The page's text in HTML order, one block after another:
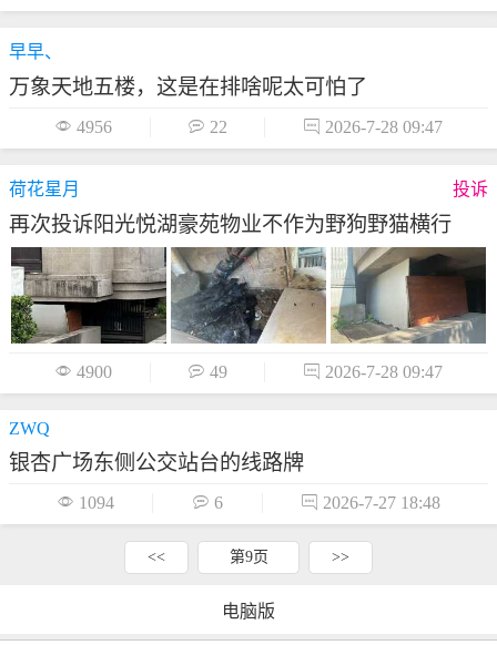
早早、
万象天地五楼，这是在排啥呢太可怕了
 4956  22  2026-7-28 09:47
荷花星月 投诉
再次投诉阳光悦湖豪苑物业不作为野狗野猫横行
 4900  49  2026-7-28 09:47
ZWQ
银杏广场东侧公交站台的线路牌
 1094  6  2026-7-27 18:48
<< 第9页 >>
电脑版